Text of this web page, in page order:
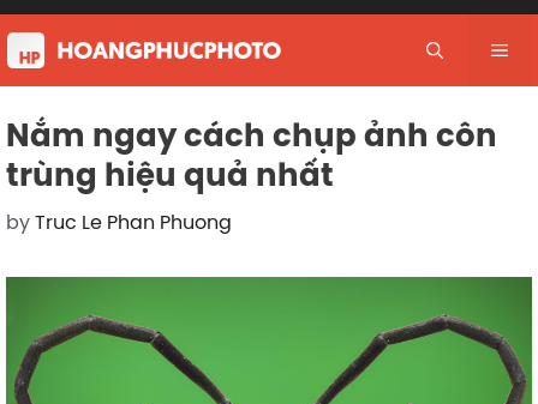
Skip
to
content
Nắm ngay cách chụp ảnh côn
trùng hiệu quả nhất
byTruc Le Phan Phuong